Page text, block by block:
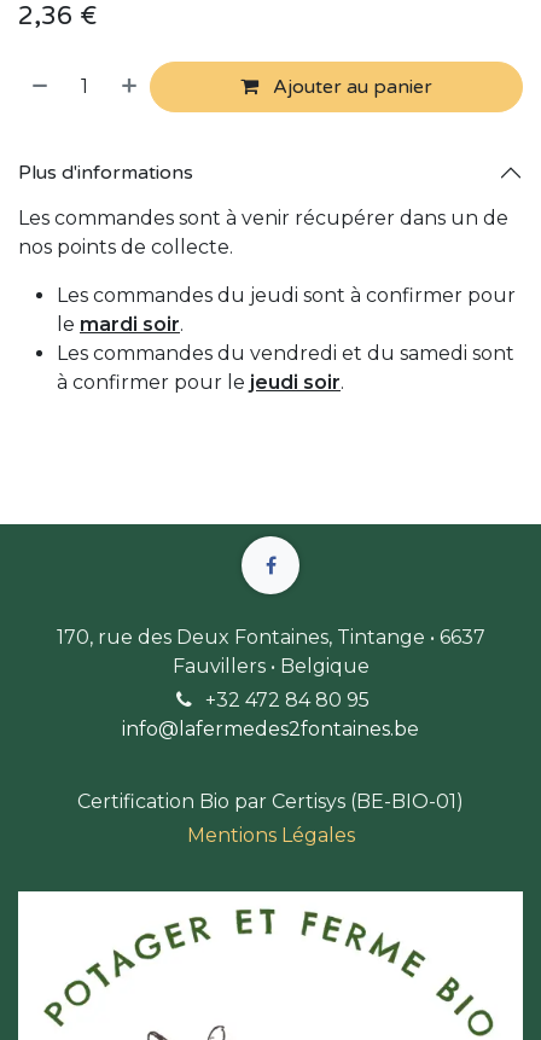
2,36 €
Ajouter au panier
Plus d'informations
Les commandes sont à venir récupérer dans un de
nos points de collecte.
Les commandes du jeudi sont à confirmer pour
le mardi soir.
Les commandes du vendredi et du samedi sont
à confirmer pour le jeudi soir.
170, rue des Deux Fontaines, Tintange • 6637
Fauvillers • Belgique
+32 472 84 80 95
info@lafermedes2fontaines.be
Certification Bio par Certisys (BE-BIO-01)
Mentions Légales​